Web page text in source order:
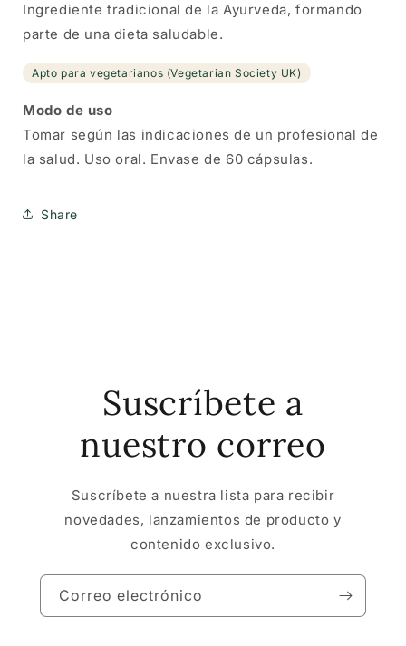
Ingrediente tradicional de la Ayurveda, formando
parte de una dieta saludable.
Apto para vegetarianos (Vegetarian Society UK)
Modo de uso
Tomar según las indicaciones de un profesional de
la salud. Uso oral. Envase de 60 cápsulas.
Share
Suscríbete a
nuestro correo
Suscríbete a nuestra lista para recibir
novedades, lanzamientos de producto y
contenido exclusivo.
Correo electrónico